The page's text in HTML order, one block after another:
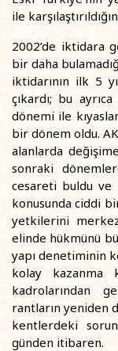
ile
2002’de iktidara
bir daha
iktidarının ilk 5
çıkardı; bu
dönemi ile
bir dönem oldu.
alanlarda
sonraki
cesareti buldu ve
konusunda ciddi
yetkilerini
elinde hükmünü
yapı denetiminin
kolay kazanma
kadrolarından
rantların yeniden
kentlerdeki
günden itibaren.